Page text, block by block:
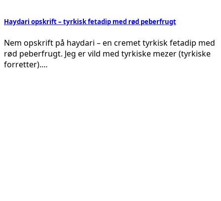
Haydari opskrift – tyrkisk fetadip med rød peberfrugt
Nem opskrift på haydari – en cremet tyrkisk fetadip med
rød peberfrugt. Jeg er vild med tyrkiske mezer (tyrkiske
forretter).…